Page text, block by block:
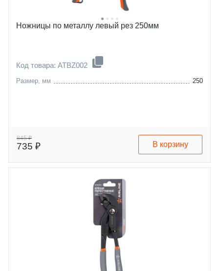
Ножницы по металлу левый рез 250мм
Код товара: ATBZ002
Размер, мм 250
845 ₽
735 ₽ В корзину